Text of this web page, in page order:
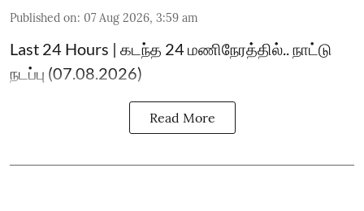
Published on: 07 Aug 2026, 3:59 am
Last 24 Hours | கடந்த 24 மணிநேரத்தில்.. நாட்டு
நடப்பு (07.08.2026)
Read More